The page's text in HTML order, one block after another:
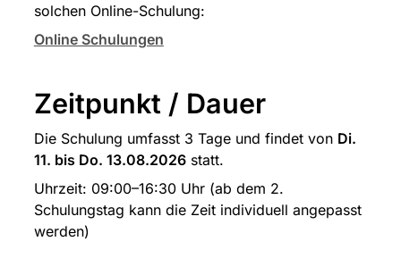
solchen Online-Schulung:
Online Schulungen
Zeitpunkt / Dauer
Die Schulung umfasst 3 Tage und findet von Di.
11. bis Do. 13.08.2026 statt.
Uhrzeit: 09:00–16:30 Uhr (ab dem 2.
Schulungstag kann die Zeit individuell angepasst
werden)